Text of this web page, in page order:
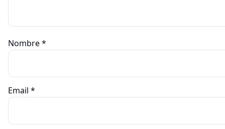
Nombre*
Email *